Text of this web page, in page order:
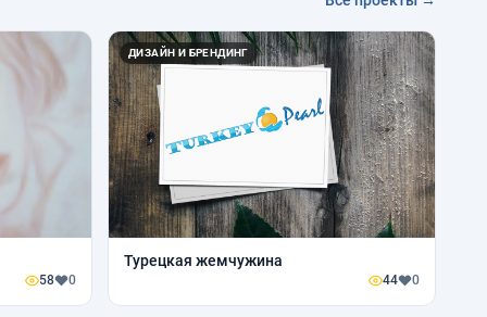
58 0
ДИЗАЙН И БРЕНДИНГ
Турецкая жемчужина
44 0